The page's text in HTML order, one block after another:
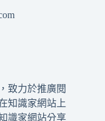
致力於推廣閱
知識家網站上
識家網站分享